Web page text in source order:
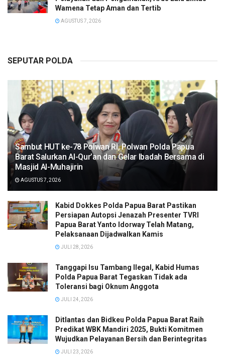
Wamena Tetap Aman dan Tertib
AGUSTUS 7, 2026
SEPUTAR POLDA
Sambut HUT ke-78 Polwan RI, Polwan Polda Papua
Barat Salurkan Al-Qur’an dan Gelar Ibadah Bersama di
Masjid Al-Muhajirin
AGUSTUS 7, 2026
Kabid Dokkes Polda Papua Barat Pastikan
Persiapan Autopsi Jenazah Presenter TVRI
Papua Barat Yanto Idorway Telah Matang,
Pelaksanaan Dijadwalkan Kamis
JULI 28, 2026
Tanggapi Isu Tambang Ilegal, Kabid Humas
Polda Papua Barat Tegaskan Tidak ada
Toleransi bagi Oknum Anggota
JULI 24, 2026
Ditlantas dan Bidkeu Polda Papua Barat Raih
Predikat WBK Mandiri 2025, Bukti Komitmen
Wujudkan Pelayanan Bersih dan Berintegritas
JULI 23, 2026